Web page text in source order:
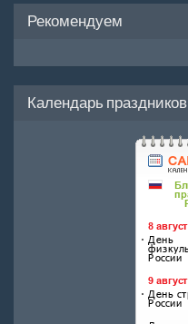
Рекомендуем
Календарь праздников